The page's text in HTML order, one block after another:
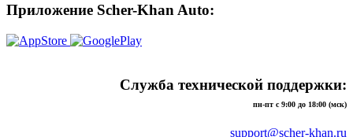
Приложение Scher-Khan Auto:
Служба технической поддержки:
пн-пт с 9:00 до 18:00 (мск)
support@scher-khan.ru